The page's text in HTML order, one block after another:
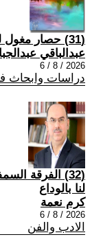
(31) حصار مغول لقلعة اربيل
عبدالباقي
2026 / 8 / 6
دراسات وابحاث
(32) الفرقة
لنا بالوداع
كرم نعمة
2026 / 8 / 6
الادب والفن